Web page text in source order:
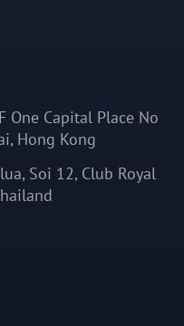
One Capital Place No
Hong Kong
Soi 12, Club Royal